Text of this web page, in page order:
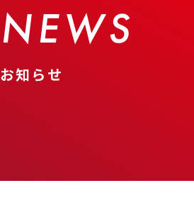
NEWS
お知らせ